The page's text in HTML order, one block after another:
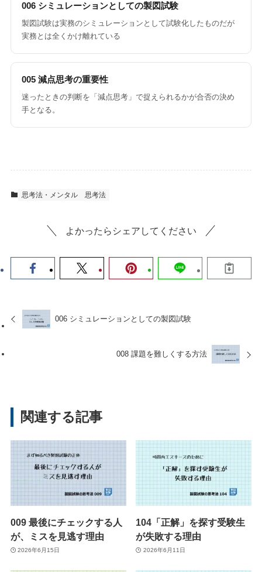
006 シミュレーションとしての製図試験
製図試験は実務のシミュレーションとして試験化したものだが
実務とは全くかけ離れている
005 減点思考の重要性
迷ったときの判断を「減点思考」で捉えられるかが合否の決め
手となる。
思考法・メンタル 思考法
よかったらシェアしてください
006 シミュレーションとしての製図試験
008 課題を難しくする方法
関連する記事
009 最後にチェックする人
が、ミスを見逃す理由
2026年6月15日
104「正解」を探す受験生
が失敗する理由
2026年6月11日